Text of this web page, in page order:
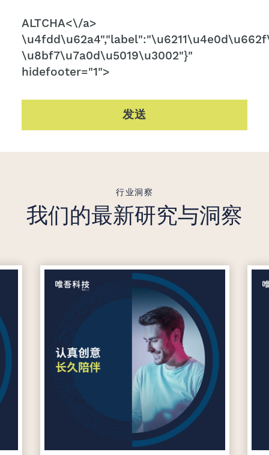
CAPTCHA
ALTCHA<\/a>
\u8bf7\u7a0d\u5019\u3002"}"
hidefooter="1">
发送
行业洞察
我们的最新研究与洞察